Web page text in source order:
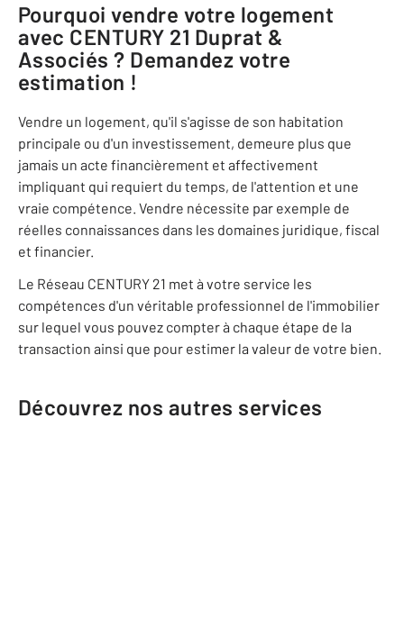
Pourquoi vendre votre logement
avec CENTURY 21 Duprat &
Associés ? Demandez votre
estimation !
Vendre un logement, qu'il s'agisse de son habitation
principale ou d'un investissement, demeure plus que
jamais un acte financièrement et affectivement
impliquant qui requiert du temps, de l'attention et une
vraie compétence. Vendre nécessite par exemple de
réelles connaissances dans les domaines juridique, fiscal
et financier.
Le Réseau CENTURY 21 met à votre service les
compétences d'un véritable professionnel de l'immobilier
sur lequel vous pouvez compter à chaque étape de la
transaction ainsi que pour estimer la valeur de votre bien.
Découvrez nos autres services